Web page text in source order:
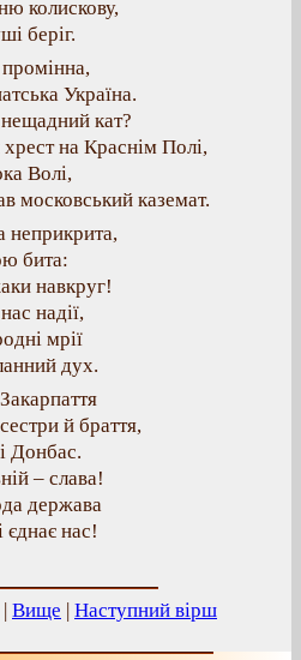
колискову,
беріг.
Україна.
кат?
на Краснім Полі,
Волі,
московський каземат.
неприкрита,
бита:
навкруг!
надії,
мрії
дух.
й браття,
Донбас.
– слава!
держава
єднає нас!
| Вище | Наступний вірш